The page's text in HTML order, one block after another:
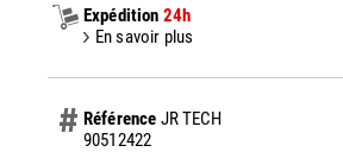
Expédition 24h
En savoir plus
Référence JR TECH
90512422